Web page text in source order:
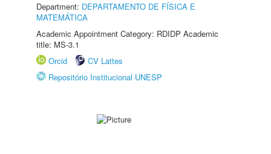
Department: DEPARTAMENTO DE FÍSICA E
MATEMÁTICA
Academic Appointment Category: RDIDP Academic
title: MS-3.1
Orcid
CV Lattes
Repositório Institucional UNESP